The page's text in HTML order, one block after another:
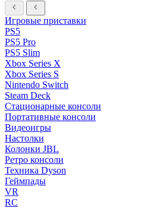
Игровые приставки
PS5
PS5 Pro
PS5 Slim
Xbox Series X
Xbox Series S
Nintendo Switch
Steam Deck
Стационарные консоли
Портативные консоли
Видеоигры
Настолки
Колонки JBL
Ретро консоли
Техника Dyson
Геймпады
VR
RC